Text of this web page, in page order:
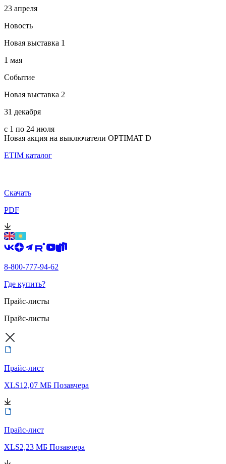
23 апреля
Новость
Новая выставка 1
1 мая
Событие
Новая выставка 2
31 декабря
с 1 по 24 июля
Новая акция на выключатели OPTIMAT D
ETIM каталог
Скачать
PDF
8-800-777-94-62
Где купить?
Прайс-листы
Прайс-листы
Прайс-лист
XLS12,07 МБ Позавчера
Прайс-лист
XLS2,23 МБ Позавчера